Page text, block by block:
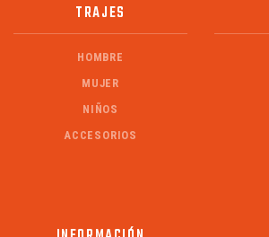
TRAJES
HOMBRE
MUJER
NIÑOS
ACCESORIOS